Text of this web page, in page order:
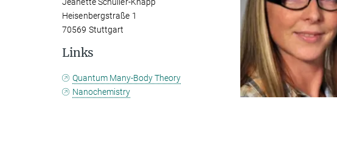
Heisenbergstraße 1
70569 Stuttgart
Links
Quantum Many-Body Theory
Nanochemistry